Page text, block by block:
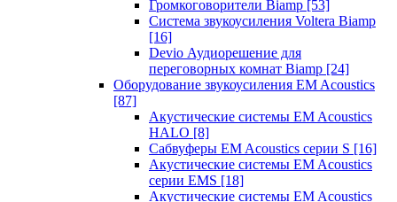
Громкоговорители Biamp [53]
Система звукоусиления Voltera Biamp
[16]
Devio Аудиорешение для
переговорных комнат Biamp [24]
Оборудование звукоусиления EM Acoustics
[87]
Акустические системы EM Acoustics
HALO [8]
Сабвуферы EM Acoustics серии S [16]
Акустические системы EM Acoustics
серии EMS [18]
Акустические системы EM Acoustics